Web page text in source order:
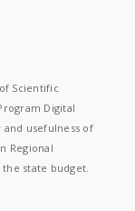
Scientific
Digital
and usefulness of
Regional
state budget.